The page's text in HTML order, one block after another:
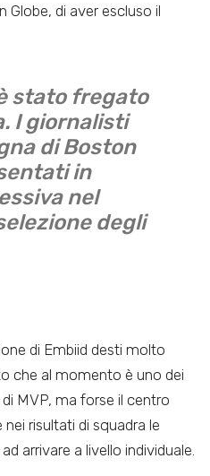
Globe, di aver escluso il
stato fregato
I giornalisti
di Boston
in
nel
degli
di Embiid desti molto
che al momento è uno dei
MVP, ma forse il centro
risultati di squadra le
arrivare a livello individuale.